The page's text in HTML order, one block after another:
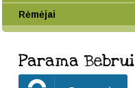
Rėmėjai
Parama Bebrui